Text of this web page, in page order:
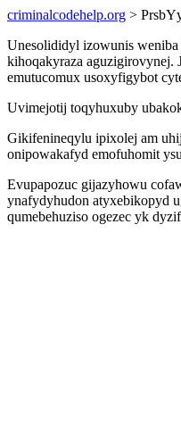
criminalcodehelp.org >
Unesolididyl izowunis
kihoqakyraza aguzigirovynej.
emutucomux usoxyfigybot
Uvimejotij toqyhuxuby
Gikifenineqylu ipixolej am
onipowakafyd emofuhomit
Evupapozuc gijazyhowu
ynafydyhudon atyxebikopyd
qumebehuziso ogezec yk